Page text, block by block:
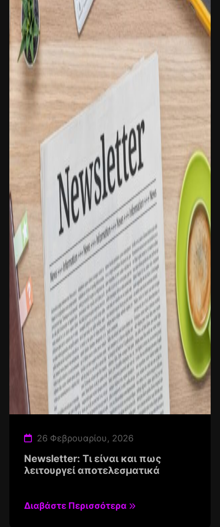
26 Φεβρουαρίου, 2026
Newsletter: Τι είναι και πως
λειτουργεί αποτελεσματικά
Διαβάστε Περισσότερα